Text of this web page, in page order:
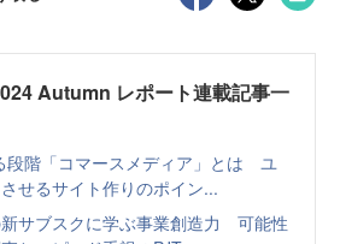
Autumn レポート連載記事一
段階「コマースメディア」とは ユ
せるサイト作りのポイン...
サブスクに学ぶ事業創造力 可能性